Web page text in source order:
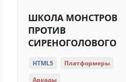
ШКОЛА МОНСТРОВ
ПРОТИВ
СИРЕНОГОЛОВОГО
HTML5
Платформеры
Аркады